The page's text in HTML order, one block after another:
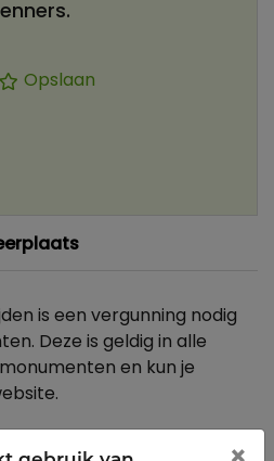
Opslaan
is een vergunning nodig
Deze is geldig in alle
en kun je